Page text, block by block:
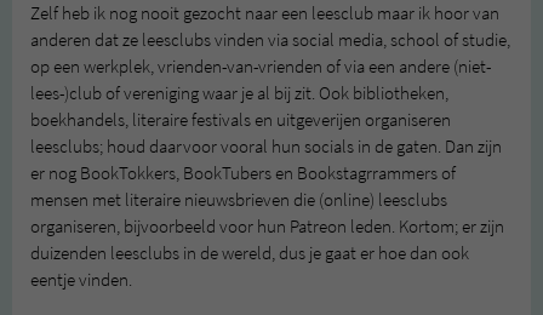
Zelf heb ik nog nooit gezocht naar een leesclub maar ik hoor van
anderen dat ze leesclubs vinden via social media, school of studie,
op een werkplek, vrienden-van-vrienden of via een andere (niet-
lees-)club of vereniging waar je al bij zit. Ook bibliotheken,
boekhandels, literaire festivals en uitgeverijen organiseren
leesclubs; houd daarvoor vooral hun socials in de gaten. Dan zijn
er nog BookTokkers, BookTubers en Bookstagrrammers of
mensen met literaire nieuwsbrieven die (online) leesclubs
organiseren, bijvoorbeeld voor hun Patreon leden. Kortom; er zijn
duizenden leesclubs in de wereld, dus je gaat er hoe dan ook
eentje vinden.